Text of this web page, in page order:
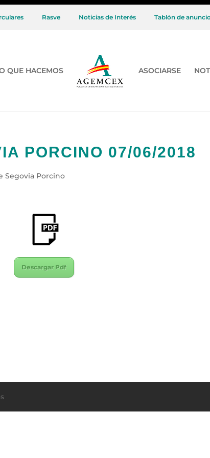
Rasve Noticias de Interés Tablón de
QUE HACEMOS ASOCIARSE
PORCINO 07/06/2018
Segovia Porcino
Descargar Pdf